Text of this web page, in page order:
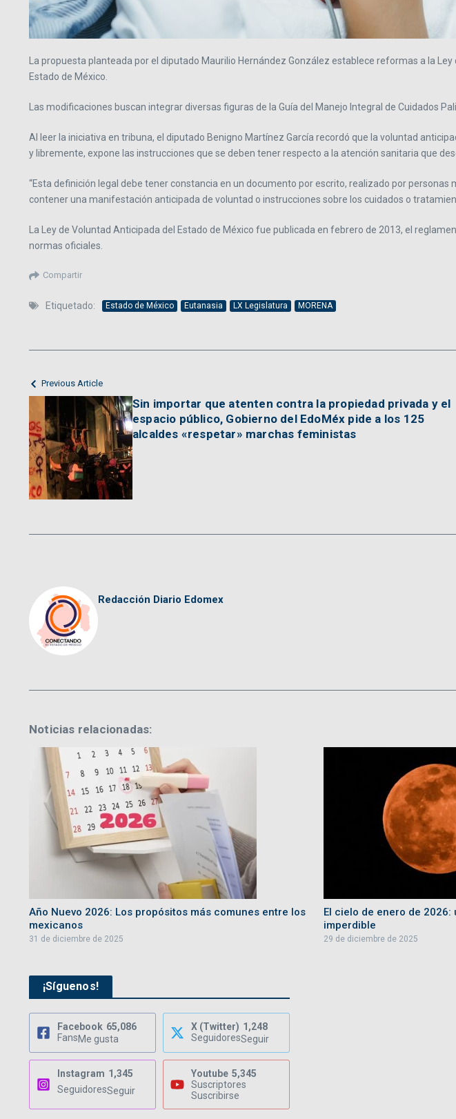
La propuesta planteada por el diputado Maurilio Hernández González establece reformas a la
Estado de México.
Las modificaciones buscan integrar diversas figuras de la Guía del Manejo Integral de Cuidados
Al leer la iniciativa en tribuna, el diputado Benigno Martínez García recordó que la voluntad
y libremente, expone las instrucciones que se deben tener respecto a la atención sanitaria que
“Esta definición legal debe tener constancia en un documento por escrito, realizado por
contener una manifestación anticipada de voluntad o instrucciones sobre los cuidados o
La Ley de Voluntad Anticipada del Estado de México fue publicada en febrero de 2013, el
normas oficiales.
Compartir
Etiquetado: Estado de México Eutanasia LX Legislatura MORENA
Previous Article
Sin importar que atenten contra la propiedad privada y el
espacio público, Gobierno del EdoMéx pide a los 125
alcaldes «respetar» marchas feministas
Redacción Diario Edomex
Noticias relacionadas:
Año Nuevo 2026: Los propósitos más comunes entre los
mexicanos
31 de diciembre de 2025
El cielo de enero de
imperdible
29 de diciembre de 2025
¡Síguenos!
Facebook 65,086
FansMe gusta
X (Twitter) 1,248
SeguidoresSeguir
Instagram 1,345
SeguidoresSeguir
Youtube 5,345
Suscriptores
Suscribirse